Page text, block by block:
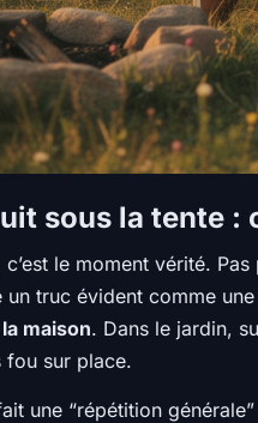
sous la tente
le moment vérité.
truc évident comme
maison. Dans le jardin,
fou sur place.
une “répétition